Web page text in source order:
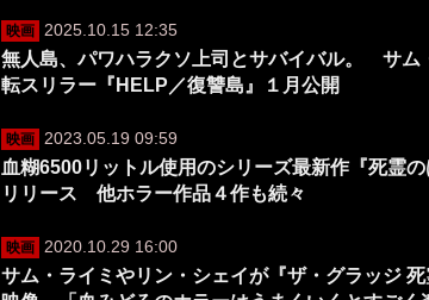
映画 2025.10.15 12:35
無人島、パワハラクソ上司とサバイバル。 サム
転スリラー『HELP／復讐島』１月公開
映画 2023.05.19 09:59
血糊6500リットル使用のシリーズ最新作『死霊
リリース 他ホラー作品４作も続々
映画 2020.10.29 16:00
サム・ライミやリン・シェイが『ザ・グラッジ